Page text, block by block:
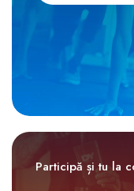
Participă și tu la